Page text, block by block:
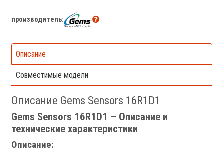
производитель:
Описание
Совместимые модели
Описание Gems Sensors 16R1D1
Gems Sensors 16R1D1 – Описание и
технические характеристики
Описание: